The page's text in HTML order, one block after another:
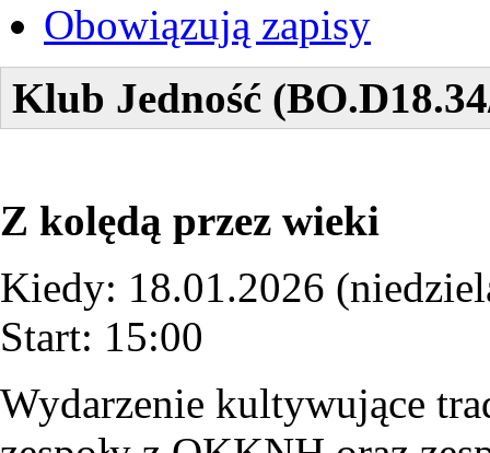
Obowiązują zapisy
Klub Jedność
Z kolędą przez wieki
Kiedy: 18.01.2026
Start: 15:00
Wydarzenie kultywujące